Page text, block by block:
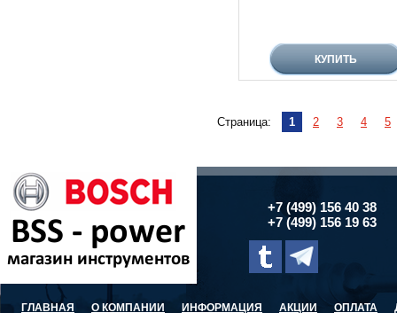
Страница: 1 2 3 4 5
+7 (499) 156 40 38
+7 (499) 156 19 63
ГЛАВНАЯ О КОМПАНИИ ИНФОРМАЦИЯ АКЦИИ ОПЛАТА